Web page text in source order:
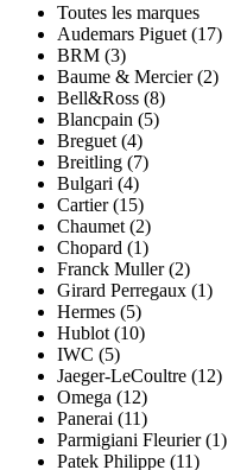
Toutes les marques
Audemars Piguet (17)
BRM (3)
Baume & Mercier (2)
Bell&Ross (8)
Blancpain (5)
Breguet (4)
Breitling (7)
Bulgari (4)
Cartier (15)
Chaumet (2)
Chopard (1)
Franck Muller (2)
Girard Perregaux (1)
Hermes (5)
Hublot (10)
IWC (5)
Jaeger-LeCoultre (12)
Omega (12)
Panerai (11)
Parmigiani Fleurier (1)
Patek Philippe (11)